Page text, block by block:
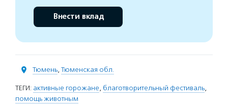
Внести вклад
Тюмень, Тюменская обл.
ТЕГИ: активные горожане, благотворительный фестиваль,
помощь животным